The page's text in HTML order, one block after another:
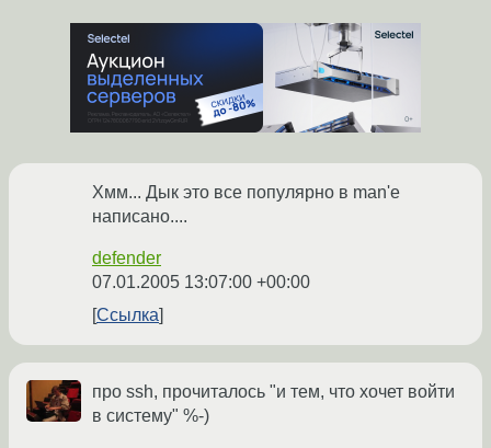
Хмм... Дык это все популярно в man'е
написано....
defender
07.01.2005 13:07:00 +00:00
Ссылка
про ssh, прочиталось "и тем, что хочет войти
в систему" %-)